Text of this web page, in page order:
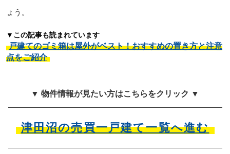
ょう。
▼この記事も読まれています
戸建てのゴミ箱は屋外がベスト！おすすめの置き方と注意
点をご紹介
▼ 物件情報が見たい方はこちらをクリック ▼
津田沼の売買一戸建て一覧へ進む